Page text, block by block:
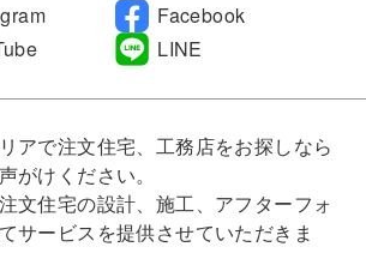
Facebook
LINE
アで注文住宅、工務店をお探しなら
がけください。
文住宅の設計、施工、アフターフォ
サービスを提供させていただきま